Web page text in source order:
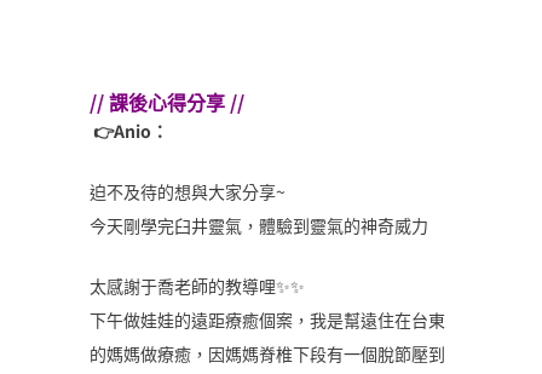
// 課後心得分享 //
👉Anio：
迫不及待的想與大家分享~
今天剛學完臼井靈氣，體驗到靈氣的神奇威力
太感謝于喬老師的教導哩✨✨
下午做娃娃的遠距療癒個案，我是幫遠住在台東
的媽媽做療癒，因媽媽脊椎下段有一個脫節壓到